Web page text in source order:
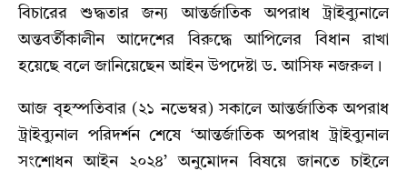
বিচারের শুদ্ধতার জন্য আন্তর্জাতিক অপরাধ ট্রাইব্যুনালে
অন্তবর্তীকালীন আদেশের বিরুদ্ধে আপিলের বিধান রাখা
হয়েছে বলে জানিয়েছেন আইন উপদেষ্টা ড. আসিফ নজরুল।
আজ বৃহস্পতিবার (২১ নভেম্বর) সকালে আন্তর্জাতিক অপরাধ
ট্রাইব্যুনাল পরিদর্শন শেষে ‘আন্তর্জাতিক অপরাধ ট্রাইব্যুনাল
সংশোধন আইন ২০২৪’ অনুমোদন বিষয়ে জানতে চাইলে